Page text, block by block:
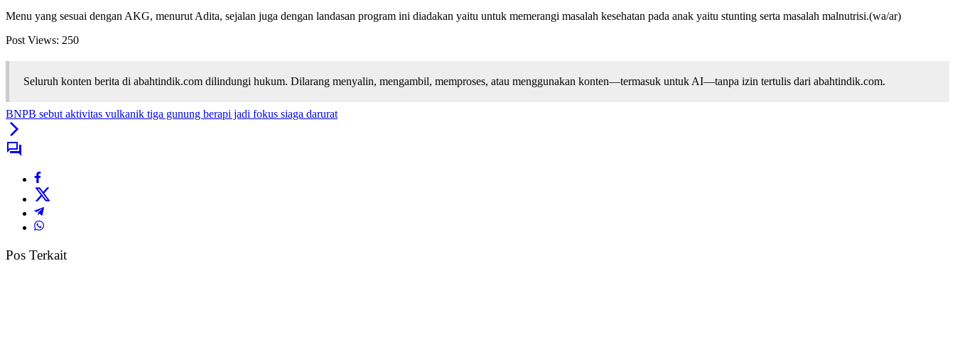
Menu yang sesuai dengan AKG, menurut Adita, sejalan juga dengan landasan program ini diadakan yaitu untuk memerangi masalah kesehatan pada anak yaitu stunting serta masalah malnutrisi.(wa/ar)
Post Views: 250
Seluruh konten berita di abahtindik.com dilindungi hukum. Dilarang menyalin, mengambil, memproses, atau menggunakan konten—termasuk untuk AI—tanpa izin tertulis dari abahtindik.com.
BNPB sebut aktivitas vulkanik tiga gunung berapi jadi fokus siaga darurat
Pos Terkait